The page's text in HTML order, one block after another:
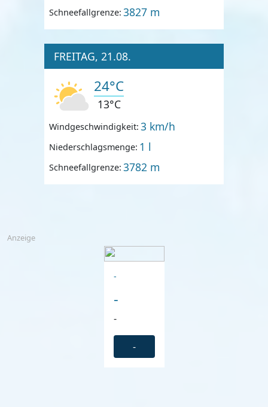
Schneefallgrenze: 3827 m
FREITAG, 21.08.
24°C
13°C
Windgeschwindigkeit: 3 km/h
Niederschlagsmenge: 1 l
Schneefallgrenze: 3782 m
Anzeige
-
-
-
-